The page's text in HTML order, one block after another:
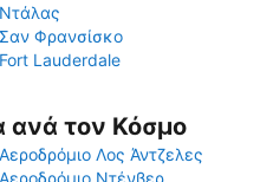
Ντάλας
Σαν Φρανσίσκο
Fort Lauderdale
ανά τον Κόσμο
Αεροδρόμιο Λος Άντζελες
Αεροδρόμιο Ντένβερ